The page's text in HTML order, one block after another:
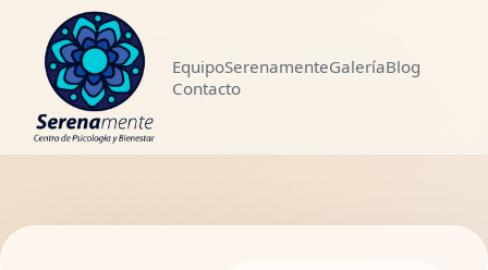
EquipoSerenamenteGaleríaBlog
Contacto